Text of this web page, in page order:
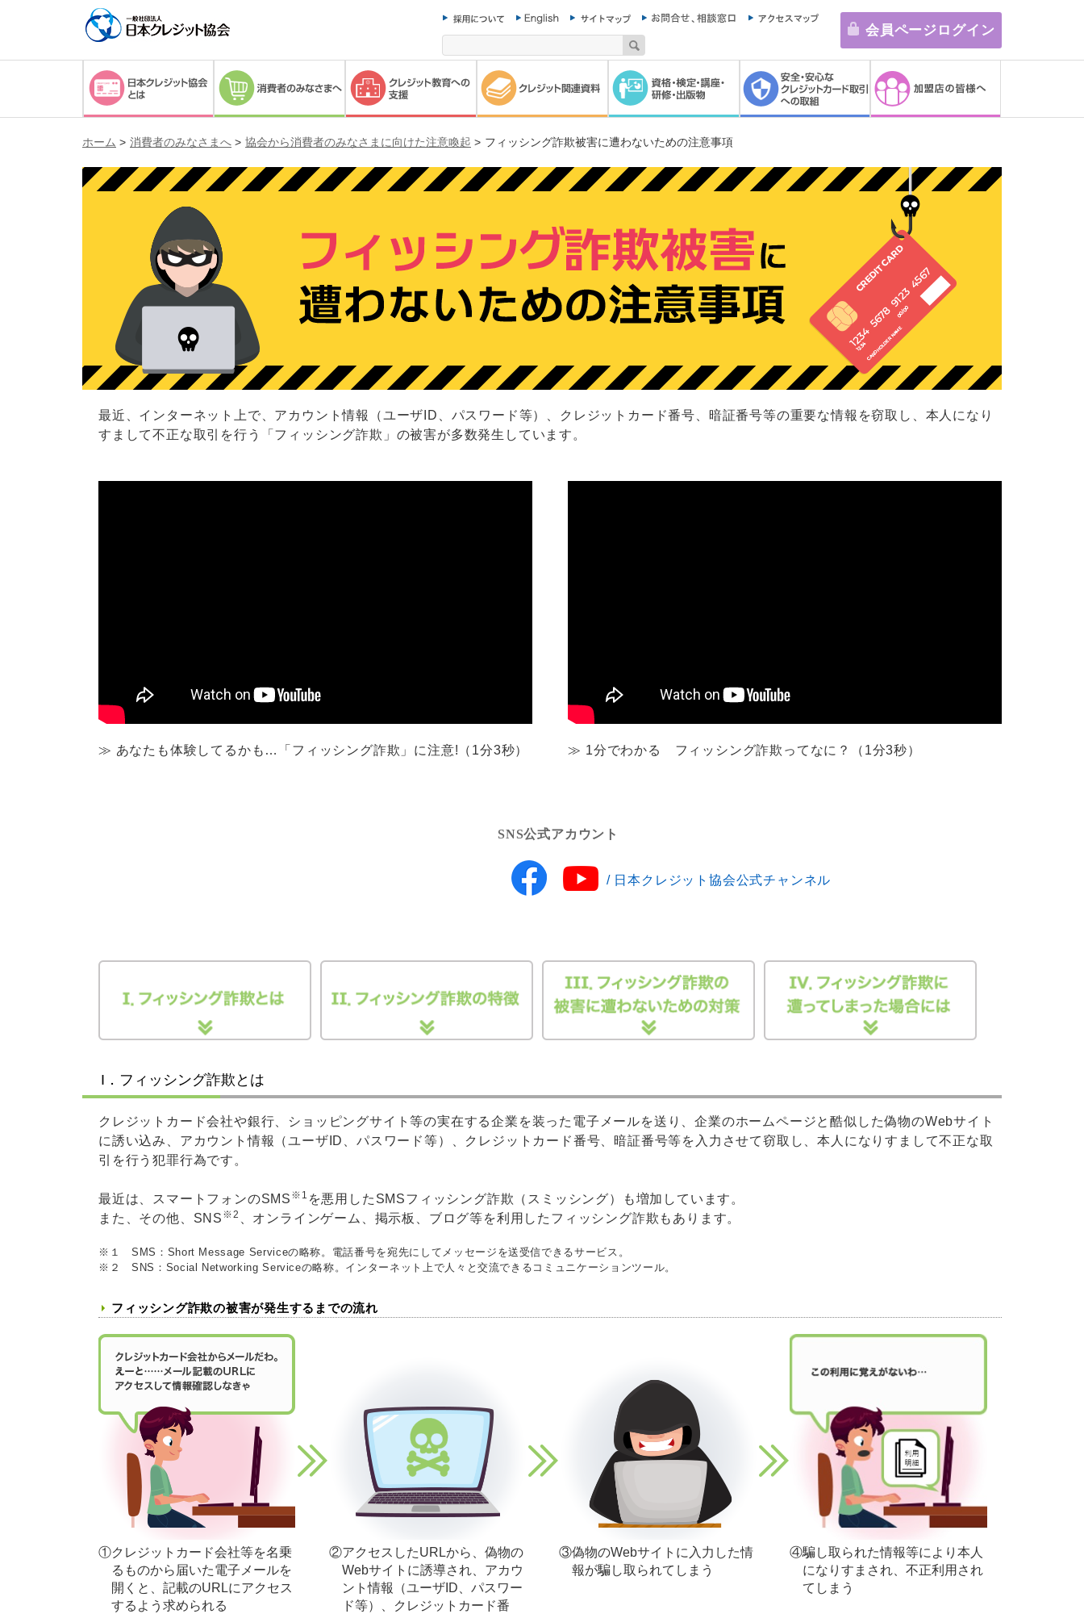
会員ページログイン
ホーム > 消費者のみなさまへ > 協会から消費者のみなさまに向けた注意喚起 > フィッシング詐欺被害に遭わないための注意事項
最近、インターネット上で、アカウント情報（ユーザID、パスワード等）、クレジットカード番号、暗証番号等の重要な情報を窃取し、本人になり
すまして不正な取引を行う「フィッシング詐欺」の被害が多数発生しています。
≫ あなたも体験してるかも…「フィッシング詐欺」に注意!（1分3秒） ≫ 1分でわかる フィッシング詐欺ってなに？（1分3秒）
SNS公式アカウント
/ 日本クレジット協会公式チャンネル
I．フィッシング詐欺とは
クレジットカード会社や銀行、ショッピングサイト等の実在する企業を装った電子メールを送り、企業のホームページと酷似した偽物のWebサイト
に誘い込み、アカウント情報（ユーザID、パスワード等）、クレジットカード番号、暗証番号等を入力させて窃取し、本人になりすまして不正な取
引を行う犯罪行為です。
最近は、スマートフォンのSMS ※1 を悪用したSMSフィッシング詐欺（スミッシング）も増加しています。
また、その他、SNS ※2 、オンラインゲーム、掲示板、ブログ等を利用したフィッシング詐欺もあります。
※１ SMS：Short Message Serviceの略称。電話番号を宛先にしてメッセージを送受信できるサービス。
※２ SNS：Social Networking Serviceの略称。インターネット上で人々と交流できるコミュニケーションツール。
フィッシング詐欺の被害が発生するまでの流れ
①クレジットカード会社等を名乗
るものから届いた電子メールを
開くと、記載のURLにアクセス
するよう求められる
②アクセスしたURLから、偽物の
Webサイトに誘導され、アカウ
ント情報（ユーザID、パスワー
ド等）、クレジットカード番
③偽物のWebサイトに入力した情
報が騙し取られてしまう
④騙し取られた情報等により本人
になりすまされ、不正利用され
てしまう